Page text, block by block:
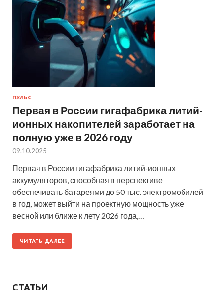
ПУЛЬС
Первая в России гигафабрика литий-
ионных накопителей заработает на
полную уже в 2026 году
09.10.2025
Первая в России гигафабрика литий-ионных
аккумуляторов, способная в перспективе
обеспечивать батареями до 50 тыс. электромобилей
в год, может выйти на проектную мощность уже
весной или ближе к лету 2026 года,…
ЧИТАТЬ ДАЛЕЕ
СТАТЬИ